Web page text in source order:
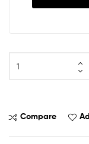
Compare